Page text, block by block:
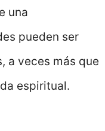
una
pueden ser
a veces más que
espiritual.